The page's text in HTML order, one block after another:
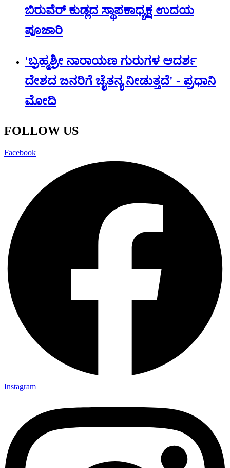
ಬಿರುವೆರ್ ಕುಡ್ಲದ ಸ್ಥಾಪಕಾಧ್ಯಕ್ಷ ಉದಯ
ಪೂಜಾರಿ
'ಬ್ರಹ್ಮಶ್ರೀ ನಾರಾಯಣ ಗುರುಗಳ ಆದರ್ಶ
ದೇಶದ ಜನರಿಗೆ ಚೈತನ್ಯ ನೀಡುತ್ತದೆ' - ಪ್ರಧಾನಿ
ಮೋದಿ
FOLLOW US
Facebook
Instagram